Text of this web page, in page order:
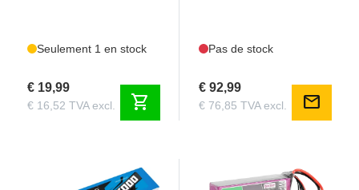
Seulement 1 en stock
€ 19,99
€ 16,52 TVA excl. shopping_cart
Pas de stock
€ 92,99
€ 76,85 TVA excl. mail